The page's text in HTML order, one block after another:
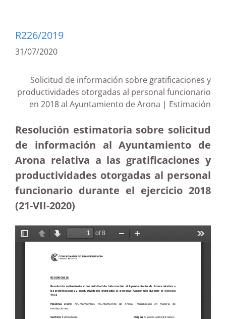
R226/2019
31/07/2020
Solicitud de información sobre gratificaciones y
productividades otorgadas al personal funcionario
en 2018 al Ayuntamiento de Arona | Estimación
Resolución estimatoria sobre solicitud
de información al Ayuntamiento de
Arona relativa a las gratificaciones y
productividades otorgadas al personal
funcionario durante el ejercicio 2018
(21-VII-2020)